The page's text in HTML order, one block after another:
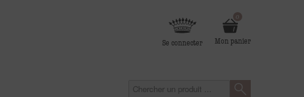
0
Mon panier
Se connecter